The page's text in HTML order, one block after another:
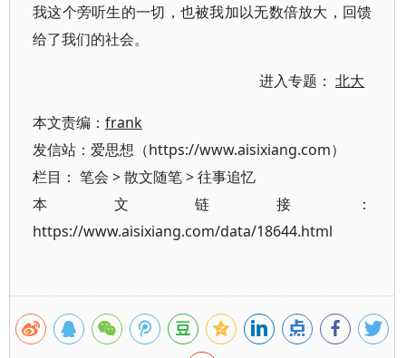
我这个旁听生的一切，也被我加以无数倍放大，回馈
给了我们的社会。
进入专题：北大
本文责编： frank
发信站：爱思想（https://www.aisixiang.com）
栏目： 笔会 >散文随笔>往事追忆
本文链接：
https://www.aisixiang.com/data/18644.html